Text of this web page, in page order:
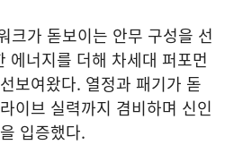
크가 돋보이는 안무 구성을 선
에너지를 더해 차세대 퍼포먼
보여왔다. 열정과 패기가 돋
이브 실력까지 겸비하며 신인
입증했다.